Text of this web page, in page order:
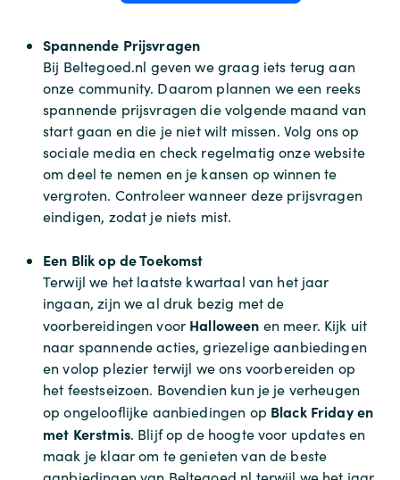
Spannende Prijsvragen
Bij Beltegoed.nl geven we graag iets terug aan
onze community. Daarom plannen we een reeks
spannende prijsvragen die volgende maand van
start gaan en die je niet wilt missen. Volg ons op
sociale media en check regelmatig onze website
om deel te nemen en je kansen op winnen te
vergroten. Controleer wanneer deze prijsvragen
eindigen, zodat je niets mist.
Een Blik op de Toekomst
Terwijl we het laatste kwartaal van het jaar
ingaan, zijn we al druk bezig met de
voorbereidingen voor Halloween en meer. Kijk uit
naar spannende acties, griezelige aanbiedingen
en volop plezier terwijl we ons voorbereiden op
het feestseizoen. Bovendien kun je je verheugen
op ongelooflijke aanbiedingen op Black Friday en
met Kerstmis. Blijf op de hoogte voor updates en
maak je klaar om te genieten van de beste